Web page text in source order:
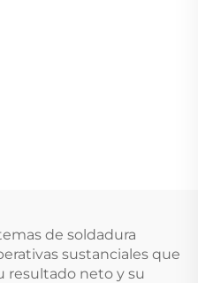
de soldadura
sustanciales que
resultado neto y su